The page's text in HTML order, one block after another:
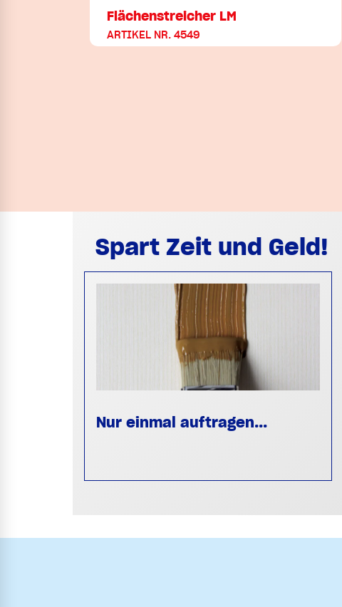
Flächenstreicher LM
ARTIKEL NR. 4549
Spart Zeit und Geld!
Nur einmal auftragen...